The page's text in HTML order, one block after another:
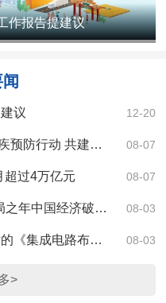
作报告提建议
12-20
议
08-07
共建共享健康中国
08-07
超过4万亿元
08-03
中国经济破浪前行
08-03
布图设计保护条例》
>